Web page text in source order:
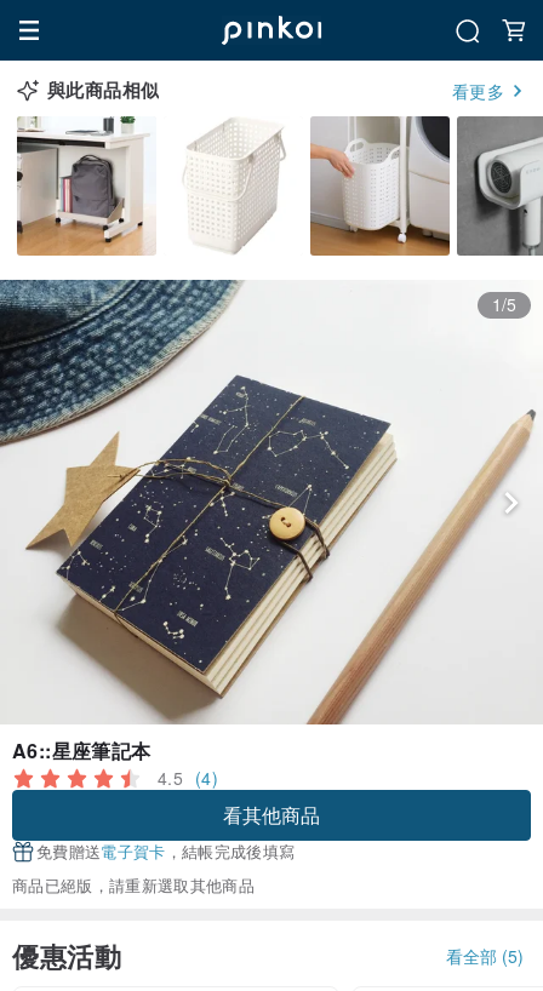
與此商品相似 看更多
1/5
A6::星座筆記本
4.5 (4)
看其他商品
免費贈送電子賀卡 ，結帳完成後填寫
商品已絕版，請重新選取其他商品
優惠活動 看全部 (5)